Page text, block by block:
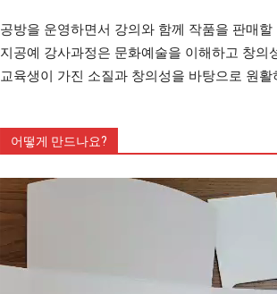
공방을 운영하면서 강의와 함께 작품을 판매
지공예 강사과정은 문화예술을 이해하고 창
교육생이 가진 소질과 창의성을 바탕으로 원
어떻게 만드나요?